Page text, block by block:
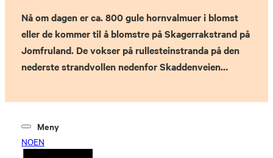
Nå om dagen er ca. 800 gule hornvalmuer i blomst
eller de kommer til å blomstre på Skagerrakstrand på
Jomfruland. De vokser på rullesteinstranda på den
nederste strandvollen nedenfor Skaddenveien…
Meny
NOEN